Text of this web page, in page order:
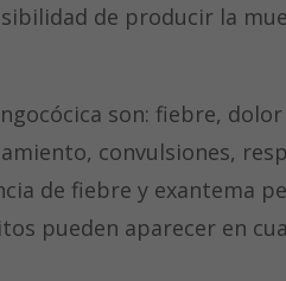
de producir la
son: fiebre,
convulsiones,
de fiebre y exantema
pueden aparecer en